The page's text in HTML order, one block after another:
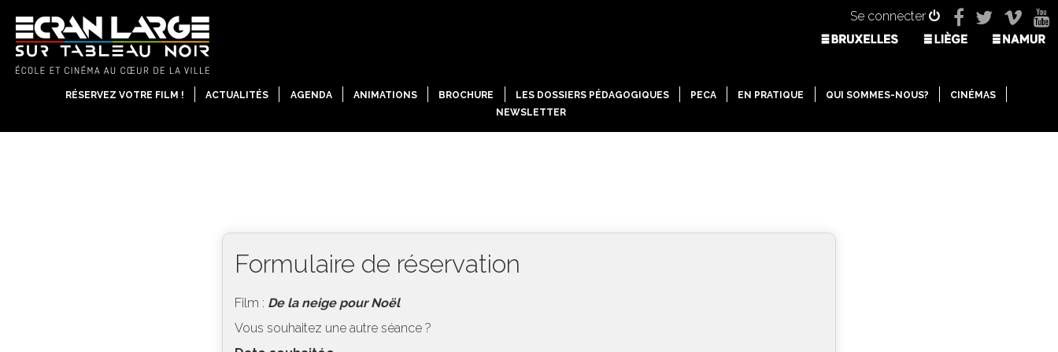
Se connecter
RÉSERVEZ VOTRE FILM ! ACTUALITÉS AGENDA ANIMATIONS BROCHURE LES DOSSIERS PÉDAGOGIQUES PECA EN PRATIQUE QUI SOMMES-NOUS?
CINÉMAS
NEWSLETTER
Formulaire de réservation
Film : De la neige pour Noël
Vous souhaitez une autre séance ?